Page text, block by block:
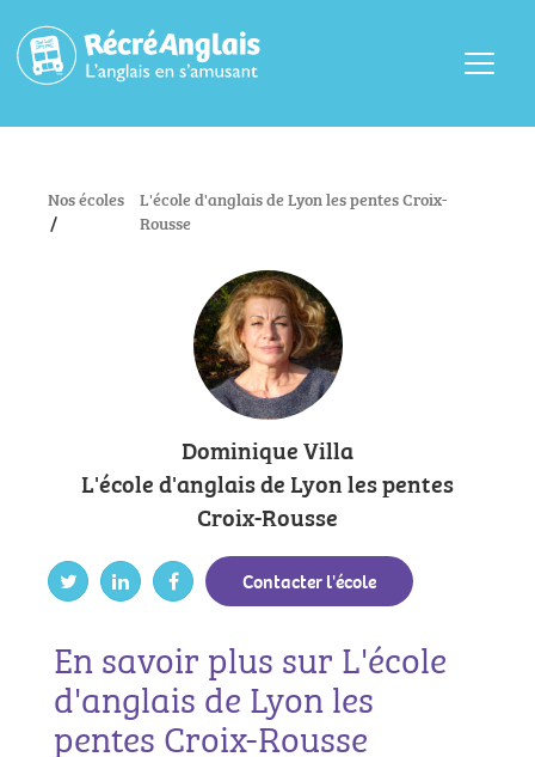
Menu
Nos écoles
/
L'école d'anglais de Lyon les pentes Croix-
Rousse
Dominique Villa
L'école d'anglais de Lyon les pentes
Croix-Rousse
Contacter l'école
En savoir plus sur L'école
d'anglais de Lyon les
pentes Croix-Rousse